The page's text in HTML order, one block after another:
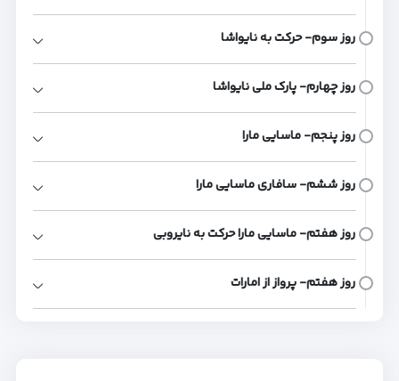
روز سوم- حرکت به نایواشا
روز چهارم- پارک ملی نایواشا
روز پنجم- ماسایی مارا
روز ششم- سافاری ماسایی مارا
روز هفتم- ماسایی مارا حرکت به نایروبی
روز هفتم- پرواز از امارات